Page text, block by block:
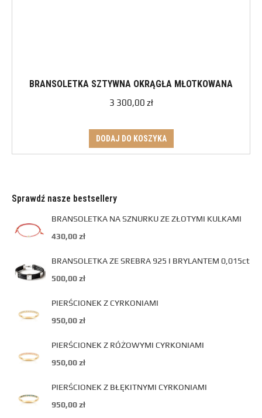
BRANSOLETKA SZTYWNA OKRĄGŁA MŁOTKOWANA
3 300,00 zł
DODAJ DO KOSZYKA
Sprawdź nasze bestsellery
BRANSOLETKA NA SZNURKU ZE ZŁOTYMI KULKAMI
430,00zł
BRANSOLETKA ZE SREBRA 925 I BRYLANTEM 0,015ct
500,00zł
PIERŚCIONEK Z CYRKONIAMI
950,00zł
PIERŚCIONEK Z RÓŻOWYMI CYRKONIAMI
950,00zł
PIERŚCIONEK Z BŁĘKITNYMI CYRKONIAMI
950,00zł